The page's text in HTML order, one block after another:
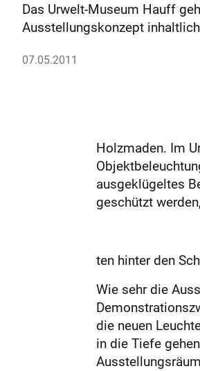
Das Urwelt-Museum Hauff
Ausstellungskonzept
07.05.2011
Holzmaden. Im
ausgeklügeltes
geschützt
ten hinter den
Wie sehr die
die neuen
in die Tiefe